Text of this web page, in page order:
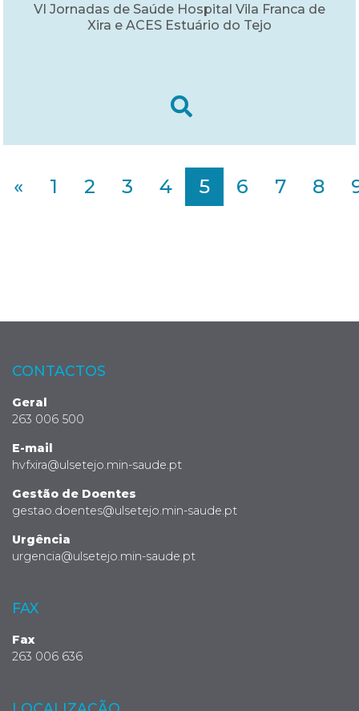
VI Jornadas de Saúde Hospital Vila Franca de
Xira e ACES Estuário do Tejo
« 1 2 3 4 5 6 7 8
CONTACTOS
Geral
263 006 500
E-mail
hvfxira@ulsetejo.min-saude.pt
Gestão de Doentes
gestao.doentes@ulsetejo.min-saude.pt
Urgência
urgencia@ulsetejo.min-saude.pt
FAX
Fax
263 006 636